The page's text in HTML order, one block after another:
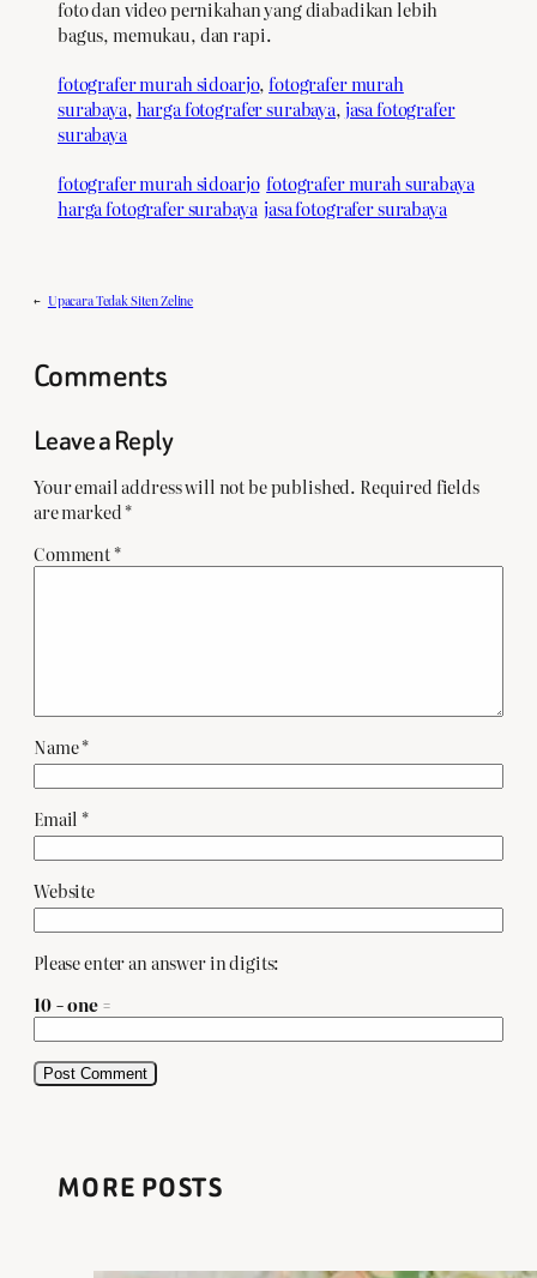
foto dan video pernikahan yang diabadikan lebih
bagus, memukau, dan rapi.
fotografer murah sidoarjo, fotografer murah
surabaya, harga fotografer surabaya, jasa fotografer
surabaya
fotografer murah sidoarjo fotografer murah surabaya
harga fotografer surabaya jasa fotografer surabaya
← Upacara Tedak Siten Zeline
Comments
Leave a Reply
Your email address will not be published. Required fields
are marked*
Comment*
Name*
Email *
Website
Please enter an answer in digits:
10 − one =
MORE POSTS